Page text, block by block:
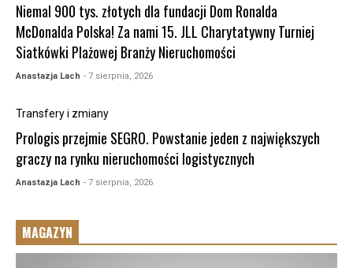
Niemal 900 tys. złotych dla fundacji Dom Ronalda
McDonalda Polska! Za nami 15. JLL Charytatywny Turniej
Siatkówki Plażowej Branży Nieruchomości
Anastazja Lach - 7 sierpnia, 2026
Transfery i zmiany
Prologis przejmie SEGRO. Powstanie jeden z największych
graczy na rynku nieruchomości logistycznych
Anastazja Lach - 7 sierpnia, 2026
MAGAZYN